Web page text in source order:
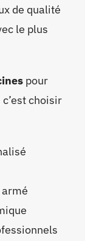
de qualité
le plus
pour
choisir